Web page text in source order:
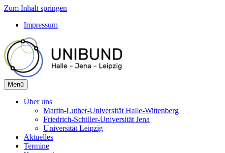
Zum Inhalt springen
Impressum
Menü
Über uns
Martin-Luther-Universität Halle-Wittenberg
Friedrich-Schiller-Universität Jena
Universität Leipzig
Aktuelles
Termine